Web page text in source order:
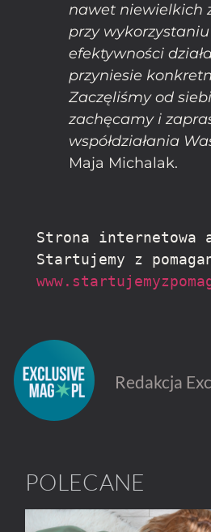
nawet niewielkich
przy
efektywności
przyniesie
Zaczęliśmy od
zachęcamy i
współdziałania
Maja Michalak.
Strona internetowa
Redakcja
POLECANE